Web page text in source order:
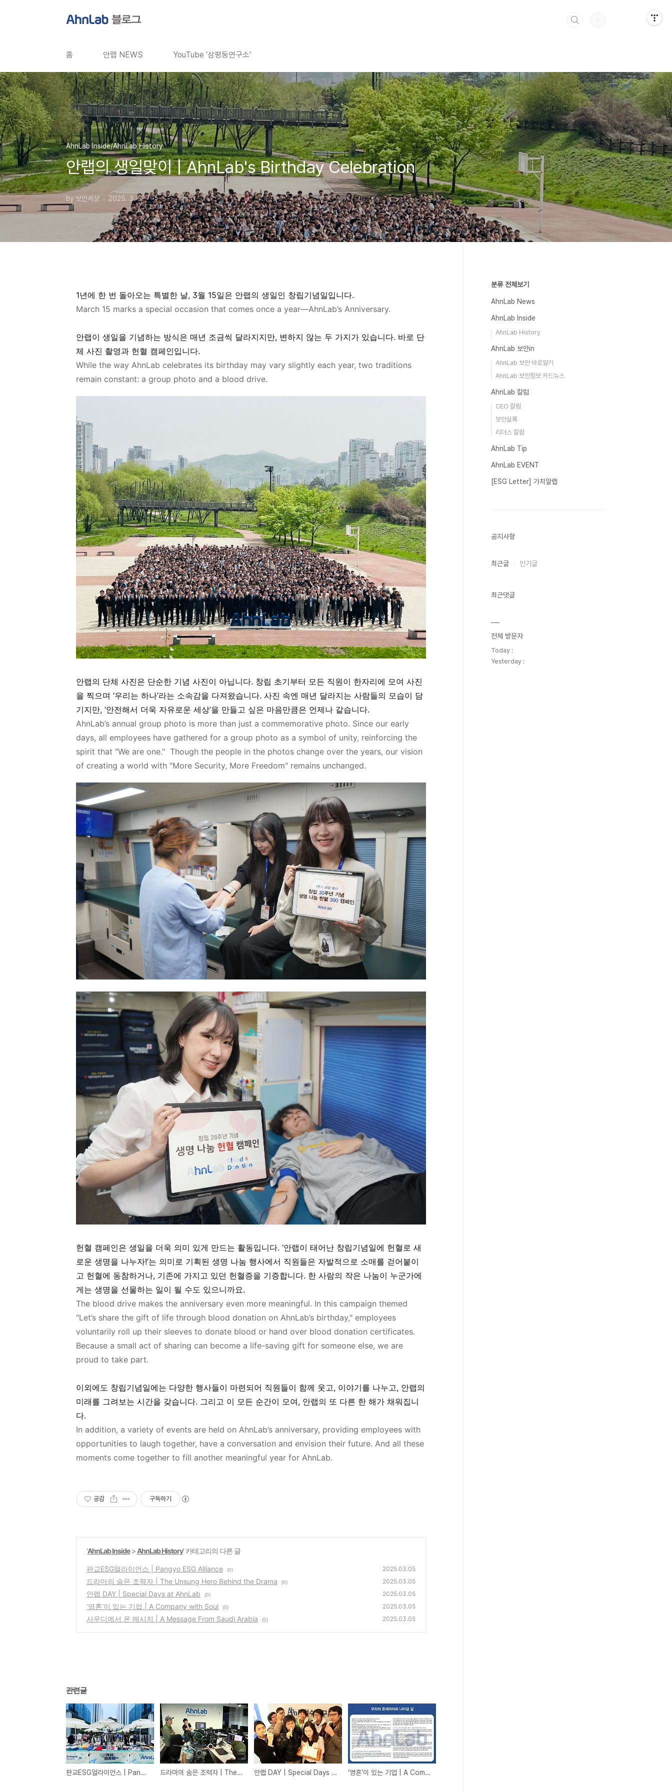
홈 안랩 NEWS YouTube '삼평동연구소'
AhnLab Inside/AhnLab History
안랩의 생일맞이 | AhnLab's Birthday Celebration
by 보안세상 2025. 3. 5.
1년에 한 번 돌아오는 특별한 날, 3월 15일은 안랩의 생일인 창립기념일입니다.
March 15 marks a special occasion that comes once a year—AhnLab’s Anniversary.
안랩이 생일을 기념하는 방식은 매년 조금씩 달라지지만, 변하지 않는 두 가지가 있습니다. 바로 단
체 사진 촬영과 헌혈 캠페인입니다.
While the way AhnLab celebrates its birthday may vary slightly each year, two traditions
remain constant: a group photo and a blood drive.
안랩의 단체 사진은 단순한 기념 사진이 아닙니다. 창립 초기부터 모든 직원이 한자리에 모여 사진
을 찍으며 ‘우리는 하나’라는 소속감을 다져왔습니다. 사진 속엔 매년 달라지는 사람들의 모습이 담
기지만, ‘안전해서 더욱 자유로운 세상’을 만들고 싶은 마음만큼은 언제나 같습니다.
AhnLab’s annual group photo is more than just a commemorative photo. Since our early
days, all employees have gathered for a group photo as a symbol of unity, reinforcing the
spirit that "We are one." Though the people in the photos change over the years, our vision
of creating a world with "More Security, More Freedom" remains unchanged.
헌혈 캠페인은 생일을 더욱 의미 있게 만드는 활동입니다. ‘안랩이 태어난 창립기념일에 헌혈로 새
로운 생명을 나누자!’는 의미로 기획된 생명 나눔 행사에서 직원들은 자발적으로 소매를 걷어붙이
고 헌혈에 동참하거나, 기존에 가지고 있던 헌혈증을 기증합니다. 한 사람의 작은 나눔이 누군가에
게는 생명을 선물하는 일이 될 수도 있으니까요.
The blood drive makes the anniversary even more meaningful. In this campaign themed
"Let’s share the gift of life through blood donation on AhnLab’s birthday," employees
voluntarily roll up their sleeves to donate blood or hand over blood donation certificates.
Because a small act of sharing can become a life-saving gift for someone else, we are
proud to take part.
이외에도 창립기념일에는 다양한 행사들이 마련되어 직원들이 함께 웃고, 이야기를 나누고, 안랩의
미래를 그려보는 시간을 갖습니다. 그리고 이 모든 순간이 모여, 안랩의 또 다른 한 해가 채워집니
다.
In addition, a variety of events are held on AhnLab’s anniversary, providing employees with
opportunities to laugh together, have a conversation and envision their future. And all these
moments come together to fill another meaningful year for AhnLab.
공감 구독하기
'AhnLab Inside> AhnLab History' 카테고리의 다른 글
판교ESG얼라이언스 | Pangyo ESG Alliance (0) 2025.03.05
드라마의 숨은 조력자 | The Unsung Hero Behind the Drama (0) 2025.03.05
안랩 DAY | Special Days at AhnLab (0) 2025.03.05
‘영혼’이 있는 기업 | A Company with Soul (0) 2025.03.05
사우디에서 온 메시지 | A Message From Saudi Arabia (0) 2025.03.05
관련글
판교ESG얼라이언스 | Pangyo ESG Alliance 드라마의 숨은 조력자 | The Unsung Hero Behind the Drama 안랩 DAY | Special Days at AhnLab ‘영혼’이 있는 기업 | A Company with Soul
분류 전체보기
AhnLab News
AhnLab Inside
AhnLab History
AhnLab 보안in
AhnLab 보안 바로알기
AhnLab 보안정보 카드뉴스
AhnLab 칼럼
CEO 칼럼
보안실록
리더스 칼럼
AhnLab Tip
AhnLab EVENT
[ESG Letter] 가치알랩
공지사항
최근글 인기글
최근댓글
전체 방문자
Today :
Yesterday :